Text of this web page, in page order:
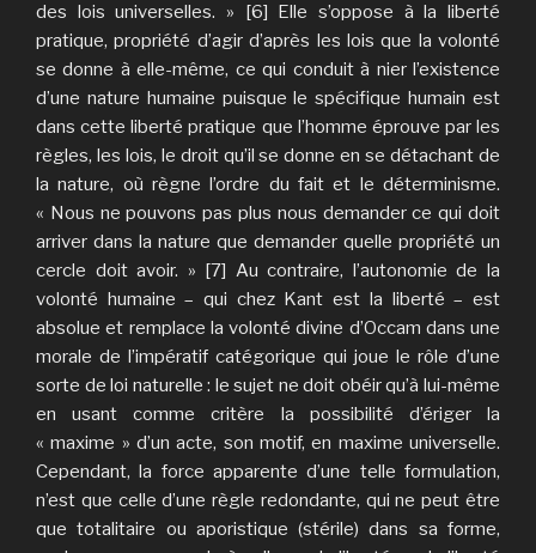
des lois universelles. » [6] Elle s’oppose à la liberté
pratique, propriété d’agir d’après les lois que la volonté
se donne à elle-même, ce qui conduit à nier l’existence
d’une nature humaine puisque le spécifique humain est
dans cette liberté pratique que l’homme éprouve par les
règles, les lois, le droit qu’il se donne en se détachant de
la nature, où règne l’ordre du fait et le déterminisme.
« Nous ne pouvons pas plus nous demander ce qui doit
arriver dans la nature que demander quelle propriété un
cercle doit avoir. » [7] Au contraire, l’autonomie de la
volonté humaine – qui chez Kant est la liberté – est
absolue et remplace la volonté divine d’Occam dans une
morale de l’impératif catégorique qui joue le rôle d’une
sorte de loi naturelle : le sujet ne doit obéir qu’à lui-même
en usant comme critère la possibilité d’ériger la
« maxime » d’un acte, son motif, en maxime universelle.
Cependant, la force apparente d’une telle formulation,
n’est que celle d’une règle redondante, qui ne peut être
que totalitaire ou aporistique (stérile) dans sa forme,